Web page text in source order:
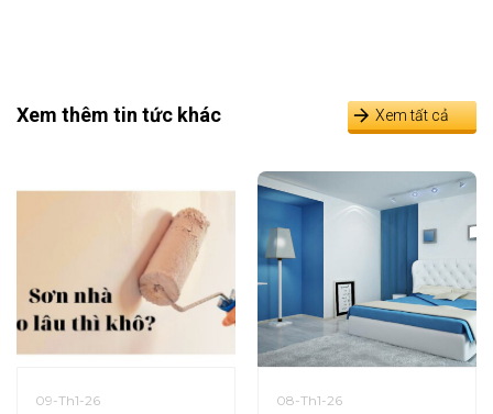
Xem thêm tin tức khác Xem tất cả
09-Th1-26 08-Th1-26